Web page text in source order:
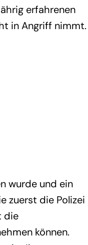
erfahrenen
in Angriff nimmt.
wurde und ein
zuerst die Polizei
die
können.